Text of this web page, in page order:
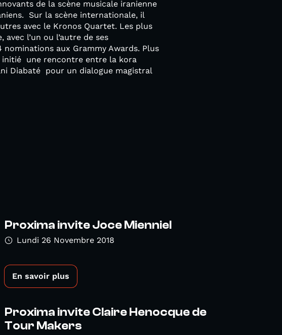
de la scène musicale iranienne
Sur la scène internationale, il
avec le Kronos Quartet. Les plus
l’un ou l’autre de ses
aux Grammy Awards. Plus
initié une rencontre entre la kora
Diabaté pour un dialogue magistral
Proxima invite Joce Mienniel
Lundi 26 Novembre 2018
En savoir plus
Proxima invite Claire Henocque de
Tour Makers